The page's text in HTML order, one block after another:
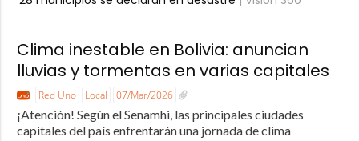
Clima inestable en Bolivia: anuncian
lluvias y tormentas en varias capitales
Red Uno Local 07/Mar/2026
¡Atención! Según el Senamhi, las principales ciudades
capitales del país enfrentarán una jornada de clima